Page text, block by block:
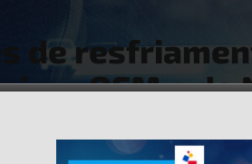
de
OEM e de
em campos vitais para o
transferência de calor e